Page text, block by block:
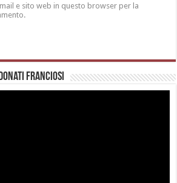
e sito web in questo browser per la
Franciosi